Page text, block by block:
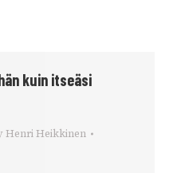
kuin itseäsi
Henri Heikkinen